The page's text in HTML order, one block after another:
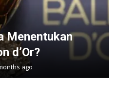
Menentukan
d’Or?
ago